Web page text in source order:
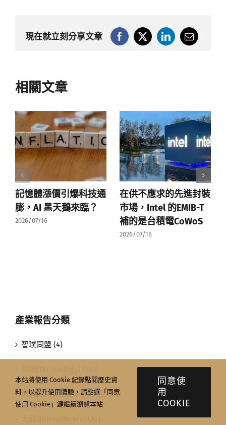
現在就立刻分享文章
相關文章
記憶體漲價引爆科技通
膨，AI 黑天鵝來臨？
2026/07/16
在供不應求的先進封裝
市場，Intel 的EMIB-T
補的是台積電CoWoS
2026/07/16
產業報告分類
智璞同盟 (4)
綠能(Sustainable Energy) (78)
本站將使用 Cookie 紀錄點閱歷史資
料，以提升使用體驗，請點選「同意
使用 Cookie」鍵繼續瀏覽本站
同意使
用
COOKIE